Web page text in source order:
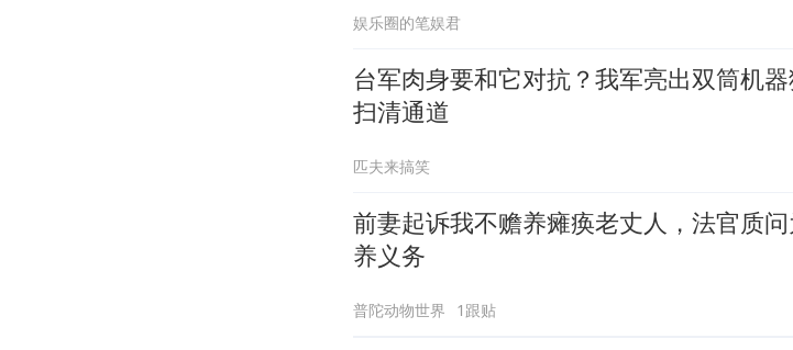
娱乐圈的笔娱君
台军肉身要和它对抗？我军亮出双筒机
扫清通道
匹夫来搞笑
前妻起诉我不赡养瘫痪老丈人，法官质
养义务
普陀动物世界 1跟贴